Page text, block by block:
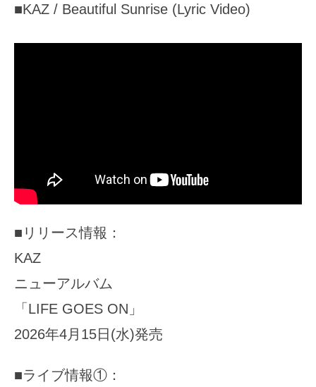
■KAZ / Beautiful Sunrise (Lyric Video)
■リリース情報：
KAZ
ニューアルバム
「LIFE GOES ON」
2026年4月15日(水)発売
■ライブ情報①：